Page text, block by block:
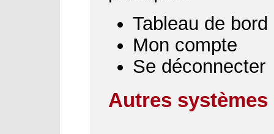
Tableau de bord
Mon compte
Se déconnecter
Autres